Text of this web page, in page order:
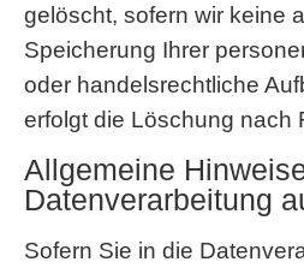
gelöscht, sofern wir keine
Speicherung Ihrer
oder handelsrechtliche
erfolgt die Löschung nach
Allgemeine
Datenverarbeitung
Sofern Sie in die